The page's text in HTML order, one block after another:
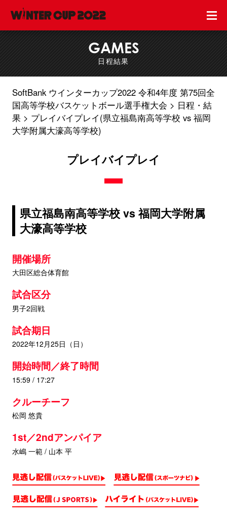
GAMES
日程結果
SoftBank ウインターカップ2022 令和4年度 第75回全
国高等学校バスケットボール選手権大会
日程・結
果
プレイバイプレイ(県立福島南高等学校 vs 福岡
大学附属大濠高等学校)
プレイバイプレイ
県立福島南高等学校 vs 福岡大学附属
大濠高等学校
開催場所
大田区総合体育館
試合区分
男子2回戦
試合期日
2022年12月25日（日）
開始時間／終了時間
15:59 / 17:27
クルーチーフ
松岡 悠貴
1st／2ndアンパイア
水嶋 一範 / 山本 平